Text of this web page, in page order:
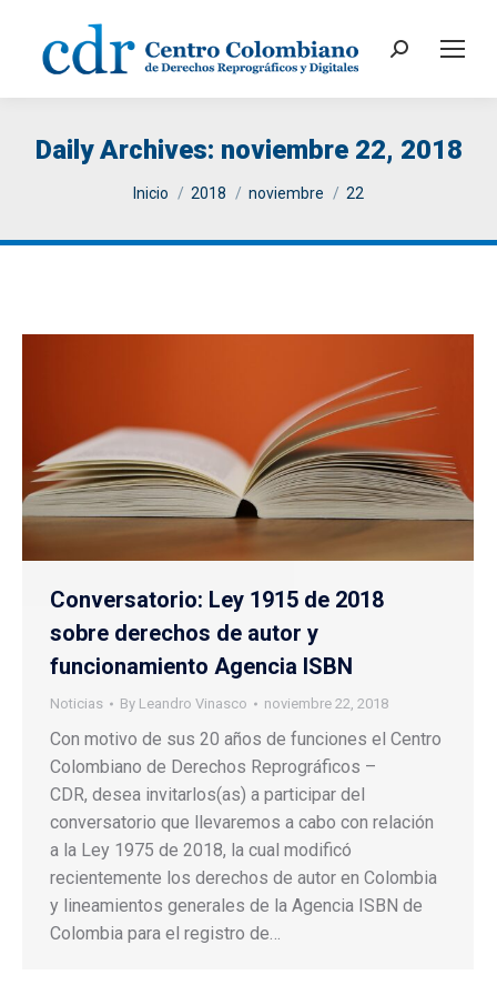
Search:
Daily Archives: noviembre 22, 2018
You are here:
Inicio 2018 noviembre 22
Conversatorio: Ley 1915 de 2018
sobre derechos de autor y
funcionamiento Agencia ISBN
Noticias By Leandro Vinasco noviembre 22, 2018
Con motivo de sus 20 años de funciones el Centro
Colombiano de Derechos Reprográficos –
CDR, desea invitarlos(as) a participar del
conversatorio que llevaremos a cabo con relación
a la Ley 1975 de 2018, la cual modificó
recientemente los derechos de autor en Colombia
y lineamientos generales de la Agencia ISBN de
Colombia para el registro de…